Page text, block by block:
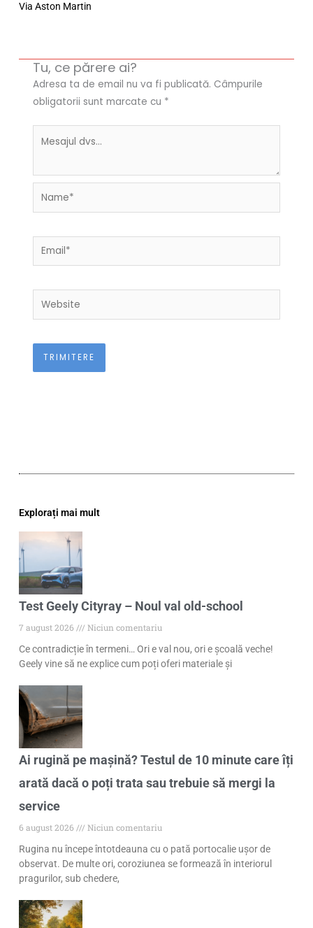
Via Aston Martin
Tu, ce părere ai?
Adresa ta de email nu va fi publicată. Câmpurile
obligatorii sunt marcate cu *
Name*
Email*
Website
Explorați mai mult
Test Geely Cityray – Noul val old-school
7 august 2026
Niciun comentariu
Ce contradicție în termeni… Ori e val nou, ori e școală veche!
Geely vine să ne explice cum poți oferi materiale și
Ai rugină pe mașină? Testul de 10 minute care îți
arată dacă o poți trata sau trebuie să mergi la
service
6 august 2026
Niciun comentariu
Rugina nu începe întotdeauna cu o pată portocalie ușor de
observat. De multe ori, coroziunea se formează în interiorul
pragurilor, sub chedere,